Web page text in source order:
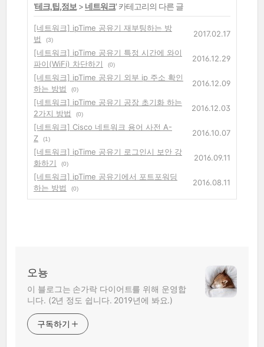
'테크,팁,정보 > 네트워크' 카테고리의 다른 글
[네트워크] ipTime 공유기 재부팅하는 방
법
(3)
2017.02.17
[네트워크] ipTime 공유기 특정 시간에 와이
파이(WiFi) 차단하기
(0)
2016.12.29
[네트워크] ipTime 공유기 외부 ip 주소 확인
하는 방법
(0)
2016.12.09
[네트워크] ipTime 공유기 공장 초기화 하는
2가지 방법
(0)
2016.12.03
[네트워크] Cisco 네트워크 용어 사전 A-
Z
(1)
2016.10.07
[네트워크] ipTime 공유기 로그인시 보안 강
화하기
(0)
2016.09.11
[네트워크] ipTime 공유기에서 포트포워딩
하는 방법
(0)
2016.08.11
오뇽
이 블로그는 손가락 다이어트를 위해 운영합
니다. (2년 정도 쉽니다. 2019년에 봐요.)
구독하기